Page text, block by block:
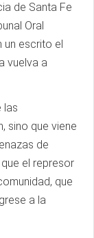
de Santa Fe
Oral
un escrito el
vuelva a
las
sino que viene
de
el represor
que
a la